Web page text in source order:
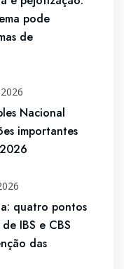
pode
de
Nacional
importantes
quatro pontos
IBS e CBS
das